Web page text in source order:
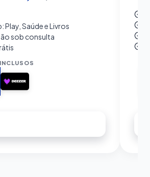
Play, Saúde e Livros
sob consulta